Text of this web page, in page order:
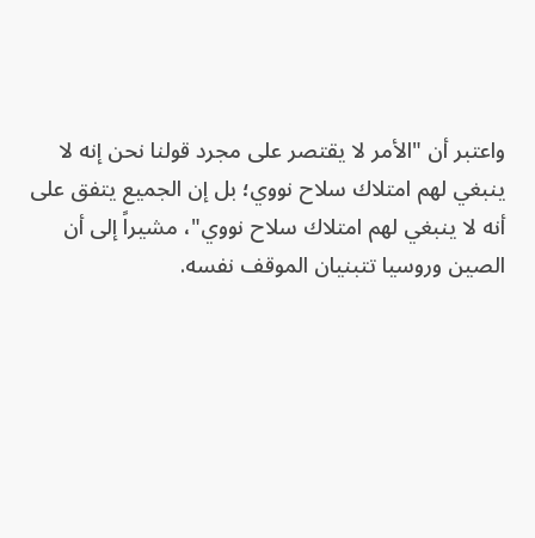
واعتبر أن "الأمر لا يقتصر على مجرد قولنا نحن إنه لا
ينبغي لهم امتلاك سلاح نووي؛ بل إن الجميع يتفق على
أنه لا ينبغي لهم امتلاك سلاح نووي"، مشيراً إلى أن
الصين وروسيا تتبنيان الموقف نفسه.